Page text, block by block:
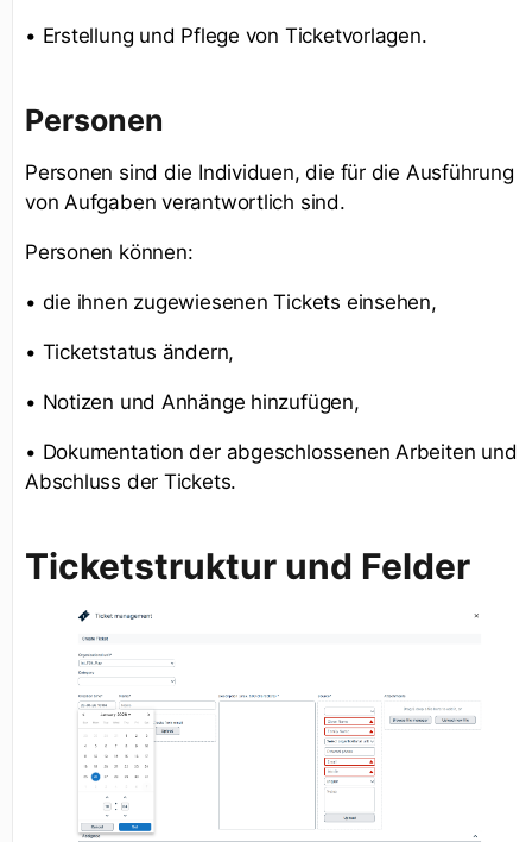
• Erstellung und Pflege von Ticketvorlagen.
Personen
Personen sind die Individuen, die für die Ausführung
von Aufgaben verantwortlich sind.
Personen können:
• die ihnen zugewiesenen Tickets einsehen,
• Ticketstatus ändern,
• Notizen und Anhänge hinzufügen,
• Dokumentation der abgeschlossenen Arbeiten und
Abschluss der Tickets.
Ticketstruktur und Felder